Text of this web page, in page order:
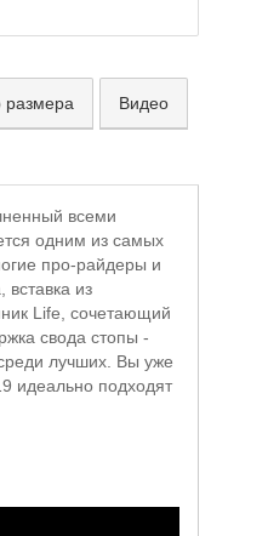
размера Видео
всеми
одним из самых
про-райдеры и
из
Life, сочетающий
свода стопы -
лучших. Вы уже
идеально подходят